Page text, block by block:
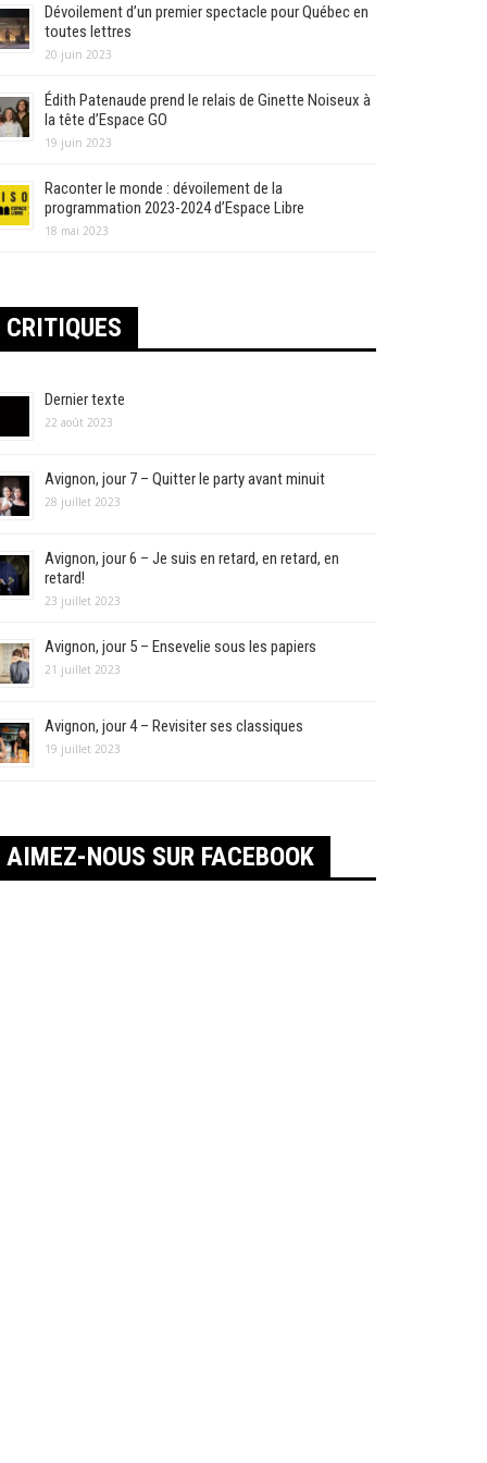
Dévoilement d’un premier spectacle pour Québec en
toutes lettres
20 juin 2023
Édith Patenaude prend le relais de Ginette Noiseux à
la tête d’Espace GO
19 juin 2023
Raconter le monde : dévoilement de la
programmation 2023-2024 d’Espace Libre
18 mai 2023
CRITIQUES
Dernier texte
22 août 2023
Avignon, jour 7 – Quitter le party avant minuit
28 juillet 2023
Avignon, jour 6 – Je suis en retard, en retard, en
retard!
23 juillet 2023
Avignon, jour 5 – Ensevelie sous les papiers
21 juillet 2023
Avignon, jour 4 – Revisiter ses classiques
19 juillet 2023
AIMEZ-NOUS SUR FACEBOOK